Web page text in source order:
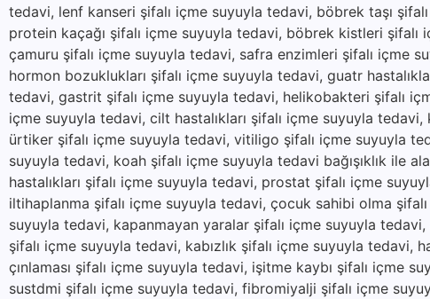
tedavi, lenf kanseri şifalı içme suyuyla tedavi, böbrek taşı
protein kaçağı şifalı içme suyuyla tedavi, böbrek kistleri
çamuru şifalı içme suyuyla tedavi, safra enzimleri şifalı içme
hormon bozuklukları şifalı içme suyuyla tedavi, guatr
tedavi, gastrit şifalı içme suyuyla tedavi, helikobakteri şifalı
içme suyuyla tedavi, cilt hastalıkları şifalı içme suyuyla
ürtiker şifalı içme suyuyla tedavi, vitiligo şifalı içme suyuyla
suyuyla tedavi, koah şifalı içme suyuyla tedavi bağışıklık ile
hastalıkları şifalı içme suyuyla tedavi, prostat şifalı içme
iltihaplanma şifalı içme suyuyla tedavi, çocuk sahibi olma
suyuyla tedavi, kapanmayan yaralar şifalı içme suyuyla
şifalı içme suyuyla tedavi, kabızlık şifalı içme suyuyla
çınlaması şifalı içme suyuyla tedavi, işitme kaybı şifalı içme
sustdmi şifalı içme suyuyla tedavi, fibromiyalji şifalı içme